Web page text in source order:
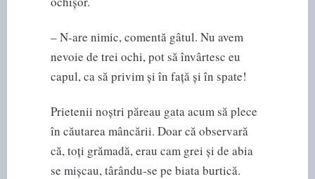
– N-are nimic, comentă gâtul. Nu avem
nevoie de trei ochi, pot să învârtesc eu
capul, ca să privim și în față și în spate!
Prietenii noștri păreau gata acum să plece
în căutarea mâncării. Doar că observară
că, toți grămadă, erau cam grei și de abia
se mișcau, târându-se pe biata burtică.